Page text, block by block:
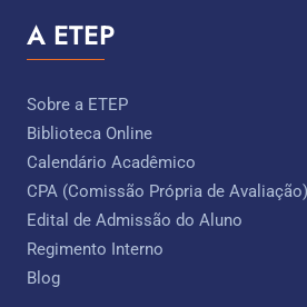
A ETEP
Sobre a ETEP
Biblioteca Online
Calendário Acadêmico
CPA (Comissão Própria de Avaliação)
Edital de Admissão do Aluno
Regimento Interno
Blog